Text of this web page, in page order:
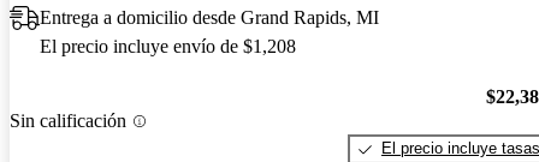
Entrega a domicilio desde Grand Rapids, MI
El precio incluye envío de $1,208
Sin calificación
El precio incluye tasas